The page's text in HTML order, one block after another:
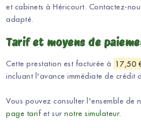
et cabinets à Héricourt. Contactez-
adapté.
Tarif et moyens de
Cette prestation est facturée à 17,50
incluant l'avance immédiate de crédit
Vous pouvez consulter l'ensemble de
page tarif et sur notre simulateur.